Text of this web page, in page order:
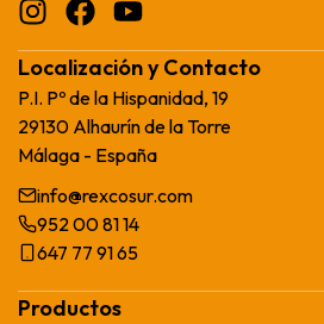
Localización y Contacto
P.I. Pº de la Hispanidad, 19
29130 Alhaurín de la Torre
Málaga - España
info@rexcosur.com
952 00 81 14
647 77 91 65
Productos